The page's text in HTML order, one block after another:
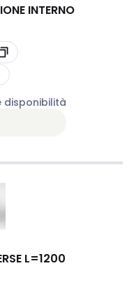
INTERNO
disponibilità
L=1200